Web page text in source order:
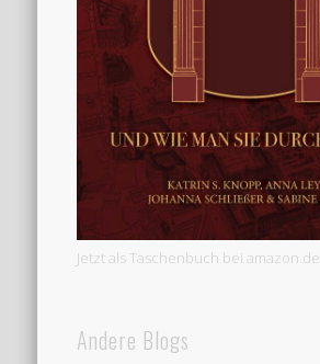
Jetzt als Taschenbuch bei amazon.de
Andere Blogs